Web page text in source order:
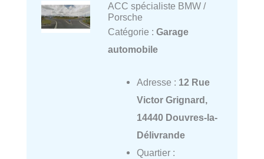
ACC spécialiste BMW /
Porsche
Catégorie : Garage
automobile
Adresse : 12 Rue
Victor Grignard,
14440 Douvres-la-
Délivrande
Quartier :